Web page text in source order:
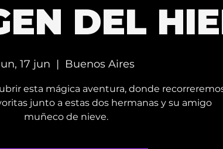
DEL
17 jun
  |
Buenos Aires
esta mágica aventura, donde
junto a estas dos hermanas y su amigo
muñeco de nieve.